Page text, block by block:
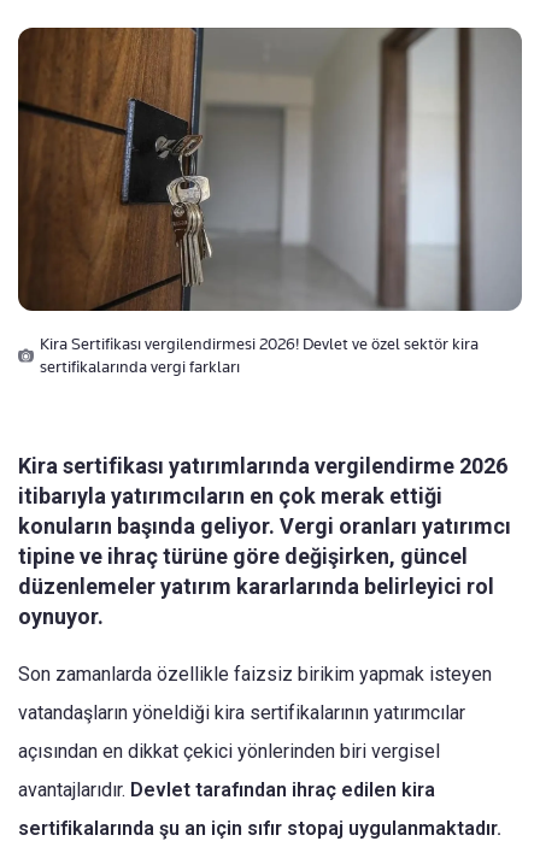
Kira Sertifikası vergilendirmesi 2026! Devlet ve özel sektör kira
sertifikalarında vergi farkları
Kira sertifikası yatırımlarında vergilendirme 2026
itibarıyla yatırımcıların en çok merak ettiği
konuların başında geliyor. Vergi oranları yatırımcı
tipine ve ihraç türüne göre değişirken, güncel
düzenlemeler yatırım kararlarında belirleyici rol
oynuyor.
Son zamanlarda özellikle faizsiz birikim yapmak isteyen
vatandaşların yöneldiği kira sertifikalarının yatırımcılar
açısından en dikkat çekici yönlerinden biri vergisel
avantajlarıdır. Devlet tarafından ihraç edilen kira
sertifikalarında şu an için sıfır stopaj uygulanmaktadır.